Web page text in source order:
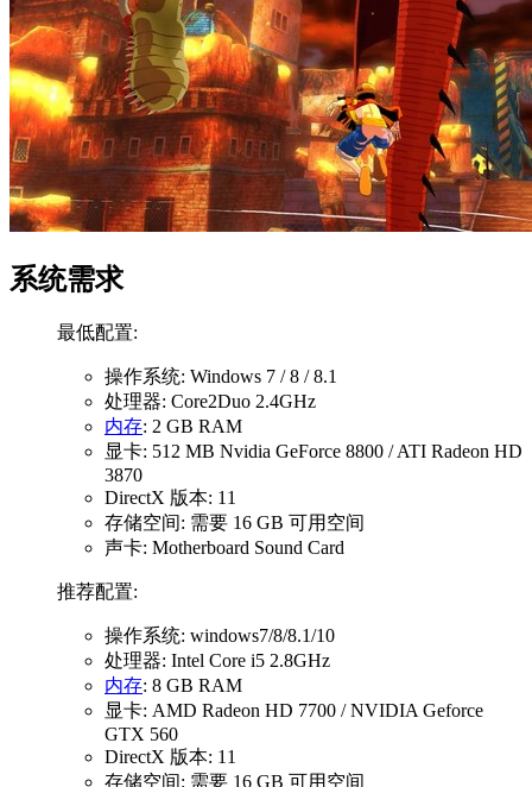
系统需求
最低配置:
操作系统: Windows 7 / 8 / 8.1
处理器: Core2Duo 2.4GHz
内存: 2 GB RAM
显卡: 512 MB Nvidia GeForce 8800 / ATI Radeon HD
3870
DirectX 版本: 11
存储空间: 需要 16 GB 可用空间
声卡: Motherboard Sound Card
推荐配置:
操作系统: windows7/8/8.1/10
处理器: Intel Core i5 2.8GHz
内存: 8 GB RAM
显卡: AMD Radeon HD 7700 / NVIDIA Geforce
GTX 560
DirectX 版本: 11
存储空间: 需要 16 GB 可用空间